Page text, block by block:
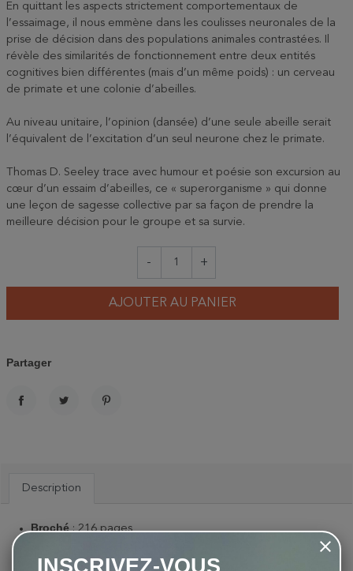
En quittant les aspects strictement comportementaux de
l’essaimage, il nous emmène dans les coulisses neuronales de la
prise de décision dans des populations animales contrastées. Il
révèle des similarités de fonctionnement entre deux entités
cognitives bien différentes (mais d’un même poids) : un cerveau
de primate et une colonie d’abeilles.
Au niveau unitaire, l’opinion (dansée) d’une seule abeille serait
l’équivalent de l’excitation d’un seul neurone chez le primate.
Thomas D. Seeley trace avec humour et poésie son excursion au
cœur d’un essaim d’abeilles, ce « superorganisme » qui donne
une leçon de sagesse collective par sa façon de prendre la
meilleure décision pour le groupe et sa survie.
- +
AJOUTER AU PANIER
Partager
Description
Broché : 216 pages
EAN : 9782759225996
INSCRIVEZ-VOUS